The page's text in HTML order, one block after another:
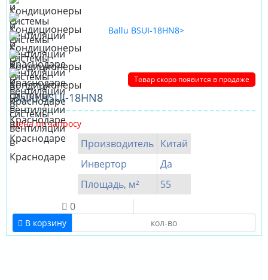
Товар скоро появится в продаже
Ballu BSUI-18HN8
Цена по запросу
Производитель Китай
Инвертор
Да
Площадь, м²
55
0
В корзину